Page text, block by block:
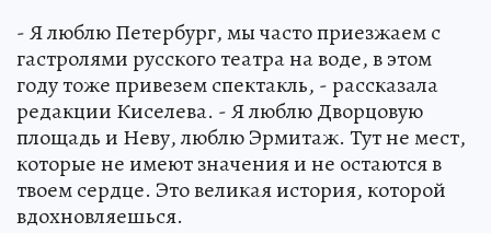
- Я люблю Петербург, мы часто приезжаем с
гастролями русского театра на воде, в этом
году тоже привезем спектакль, - рассказала
редакции Киселева. - Я люблю Дворцовую
площадь и Неву, люблю Эрмитаж. Тут не мест,
которые не имеют значения и не остаются в
твоем сердце. Это великая история, которой
вдохновляешься.